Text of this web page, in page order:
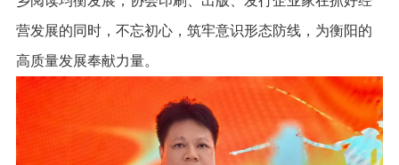
营发展的同时，不忘初心，筑牢意识形态防线，为衡阳的
高质量发展奉献力量。